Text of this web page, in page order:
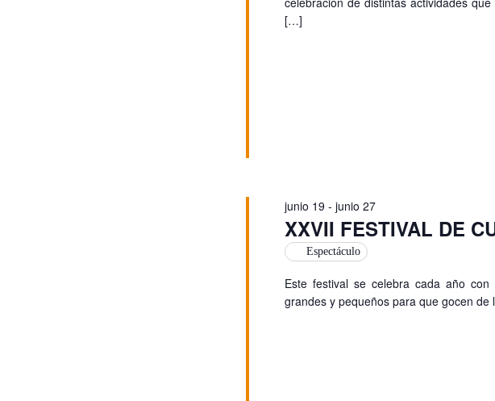
vistas
Eventos
[…]
XXVII FESTIVAL DE
junio 19 - junio 27
Espectáculo
Este festival se celebra cada año
grandes y pequeños para que gocen